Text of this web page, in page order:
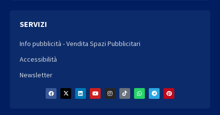
SERVIZI
Info pubblicità - Vendita Spazi Pubblicitari
Accessibilità
Newsletter